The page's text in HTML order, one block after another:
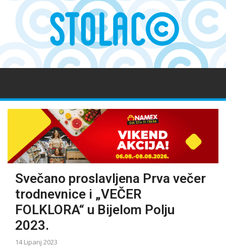
Svečano proslavljena Prva večer
trodnevnice i „VEČER
FOLKLORA“ u Bijelom Polju
2023.
14 Lipanj 2023